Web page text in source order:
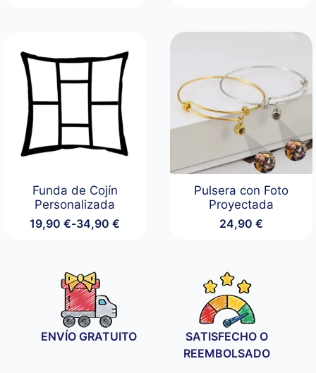
Funda de Cojín
Personalizada
19,90€-34,90€
Rango
desde
19,90 €
hasta
34,90 €
Pulsera con Foto
Proyectada
24,90 €
ENVÍO GRATUITO
SATISFECHO O
REEMBOLSADO